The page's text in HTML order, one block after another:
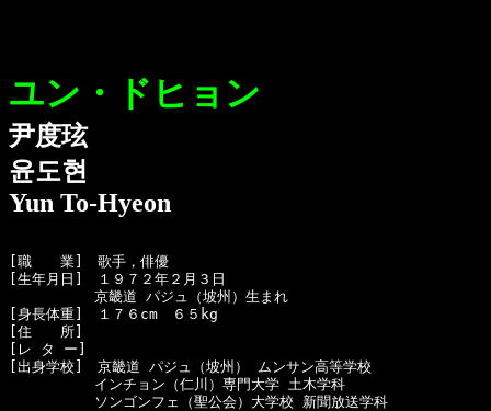
ユン・ドヒョン
尹度玹
윤도현
Yun To-Hyeon
[職　　業]　歌手，俳優
[生年月日]　１９７２年２月３日
京畿道 パジュ（坡州）生まれ
[身長体重]　１７６cm　６５kg
[住　　所]
[レ タ ー]
[出身学校]　京畿道 パジュ（坡州） ムンサン高等学校
インチョン（仁川）専門大学 土木学科
ソンゴンフェ（聖公会）大学校 新聞放送学科